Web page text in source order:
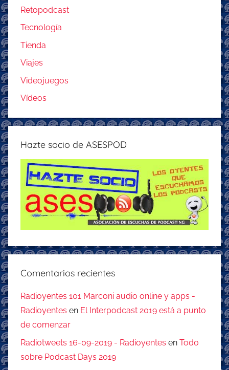
Retopodcast
Tecnología
Tienda
Viajes
Videojuegos
Vídeos
Hazte socio de ASESPOD
Comentarios recientes
Radioyentes 101 Marconi audio online y apps -
Radioyentes en El Interpodcast 2019 está a punto
de comenzar
Radiotweets 16-09-2019 - Radioyentes en Todo
sobre Podcast Days 2019